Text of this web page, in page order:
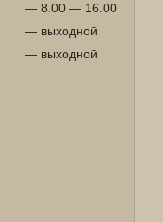
— 8.00 — 16.00
— выходной
— выходной